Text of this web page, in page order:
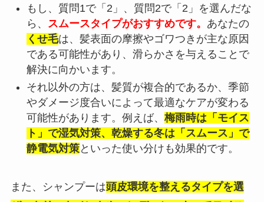
もし、質問1で「2」、質問2で「2」を選んだな
ら、
スムースタイプがおすすめです。 あなたの
くせ毛は、髪表面の摩擦やゴワつきが主な原因
である可能性があり、滑らかさを与えることで
解決に向かいます。
それ以外の方は、髪質が複合的であるか、季節
やダメージ度合いによって最適なケアが変わる
可能性があります。例えば、 梅雨時は「モイス
ト」で湿気対策、乾燥する冬は「スムース」で
静電気対策といった使い分けも効果的です。
また、シャンプーは頭皮環境を整えるタイプを選